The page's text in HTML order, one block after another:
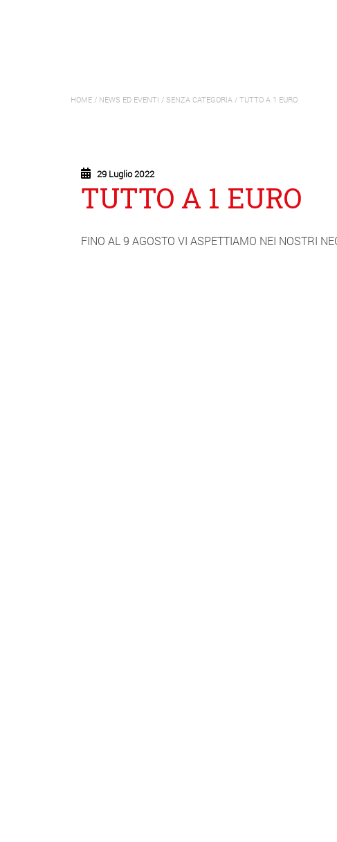
HOME / NEWS ED EVENTI / SENZA CATEGORIA / TUTTO A 1 EURO
29 Luglio 2022
TUTTO A 1 EURO
FINO AL 9 AGOSTO VI ASPETTIAMO NEI NOSTRI